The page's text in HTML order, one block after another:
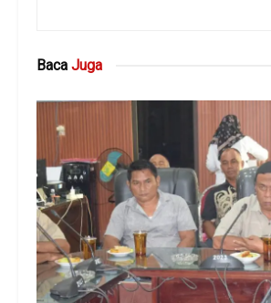
Baca Juga